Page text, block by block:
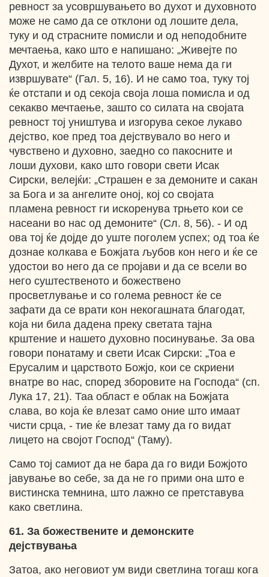
ревност за усовршувањето во духот и духовното
може не само да се отклони од лошите дела,
туку и од страсните помисли и од неподобните
мечтаења, како што е напишано: „Живејте по
Духот, и желбите на телото ваше нема да ги
извршувате“ (Гал. 5, 16). И не само тоа, туку тој
ќе отстапи и од секоја своја лоша помисла и од
секакво мечтаење, зашто со силата на својата
ревност тој уништува и изгорува секое лукаво
дејство, кое пред тоа дејствувало во него и
чувствено и духовно, заедно со пакосните и
лоши духови, како што говори свети Исак
Сирски, велејќи: „Страшен е за демоните и сакан
за Бога и за ангелите оној, кој со својата
пламена ревност ги искоренува трњето кои се
насеани во нас од демоните“ (Сл. 8, 56). - И од
ова тој ќе дојде до уште поголем успех; од тоа ќе
дознае колкава е Божјата љубов кон него и ќе се
удостои во него да се пројави и да се всели во
него суштественото и божествено
просветлување и со голема ревност ќе се
зафати да се врати кон некогашната благодат,
која ни била дадена преку светата тајна
крштение и нашето духовно посинување. За ова
говори понатаму и свети Исак Сирски: „Тоа е
Ерусалим и царството Божјо, кои се скриени
внатре во нас, според зборовите на Господа“ (сп.
Лука 17, 21). Таа област е облак на Божјата
слава, во која ќе влезат само оние што имаат
чисти срца, - тие ќе влезат таму да го видат
лицето на својот Господ“ (Таму).
Само тој самиот да не бара да го види Божјото
јавување во себе, за да не го прими она што е
вистинска темнина, што лажно се претставува
како светлина.
61. За божествените и демонските
дејствувања
Затоа, ако неговиот ум види светлина тогаш кога